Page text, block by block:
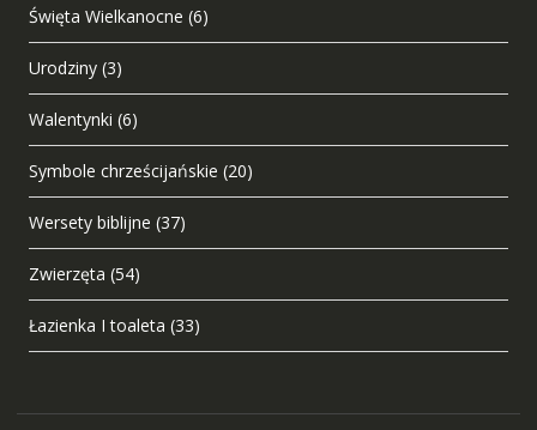
Święta Wielkanocne (6)
Urodziny (3)
Walentynki (6)
Symbole chrześcijańskie (20)
Wersety biblijne (37)
Zwierzęta (54)
Łazienka I toaleta (33)